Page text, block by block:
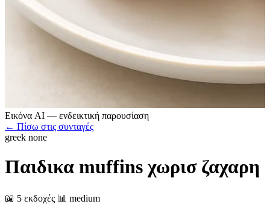
Εικόνα AI — ενδεικτική παρουσίαση
← Πίσω στις συνταγές
greek none
Παιδικα muffins χωρισ ζαχαρη
📖 5 εκδοχές 📊 medium